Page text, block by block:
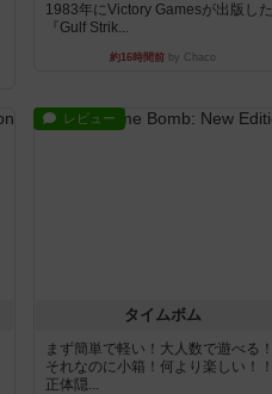
1983年にVictory Gamesが出版した
『Gulf Strik...
約16時間前by Chaco
レビュー
タイムボム
まず簡単で軽い！大人数で遊べる！
それなのに小箱！何より楽しい！！
正体隠...